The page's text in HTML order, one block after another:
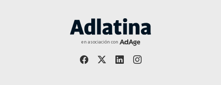
en asociación con